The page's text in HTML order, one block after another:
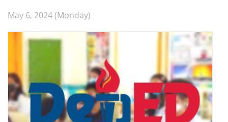
May 6, 2024 (Monday)